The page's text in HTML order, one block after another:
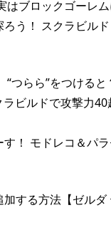
ブロックゴーレ
う！ スクラビル
つらら”をつける
ビルドで攻撃力
！ モドレコ＆パ
する方法【ゼルダ